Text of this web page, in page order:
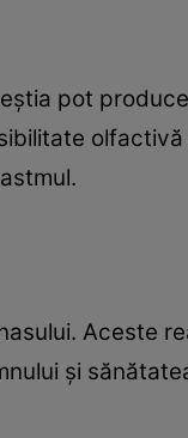
pot
Aceste
și